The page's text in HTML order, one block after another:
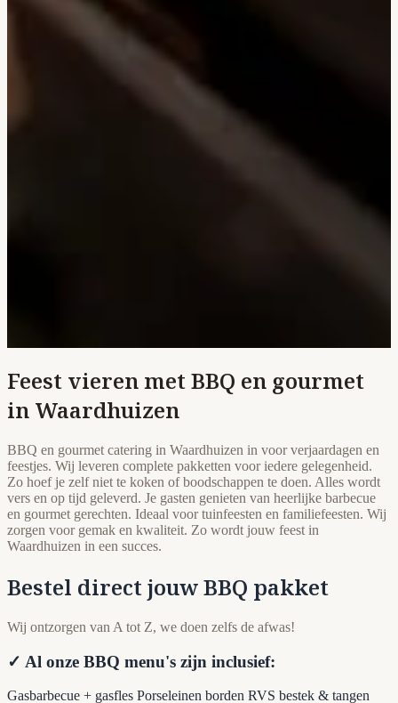
Feest vieren met BBQ en gourmet
in Waardhuizen
BBQ en gourmet catering in Waardhuizen in voor verjaardagen en
feestjes. Wij leveren complete pakketten voor iedere gelegenheid.
Zo hoef je zelf niet te koken of boodschappen te doen. Alles wordt
vers en op tijd geleverd. Je gasten genieten van heerlijke barbecue
en gourmet gerechten. Ideaal voor tuinfeesten en familiefeesten. Wij
zorgen voor gemak en kwaliteit. Zo wordt jouw feest in
Waardhuizen in een succes.
Bestel direct jouw BBQ pakket
Wij ontzorgen van A tot Z, we doen zelfs de afwas!
✓ Al onze BBQ menu's zijn inclusief:
Gasbarbecue + gasfles Porseleinen borden RVS bestek & tangen